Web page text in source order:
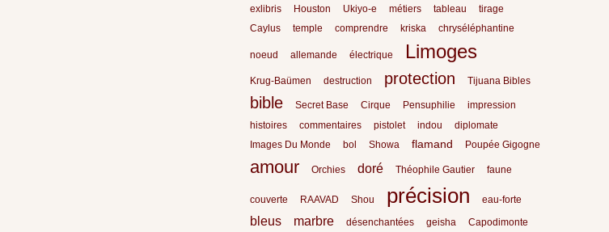
exlibris Houston Ukiyo-e métiers tableau
tirage
Caylus
temple comprendre kriska chryséléphantine
noeud allemande électrique Limoges
Krug-Baümen destruction protection Tijuana Bibles
bible Secret Base Cirque Pensuphilie
impression
histoires
commentaires pistolet indou
diplomate
Images Du Monde
bol Showa flamand Poupée Gigogne
amour Orchies doré Théophile Gautier faune
couverte RAAVAD Shou précision eau-forte
bleus marbre désenchantées geisha
Capodimonte